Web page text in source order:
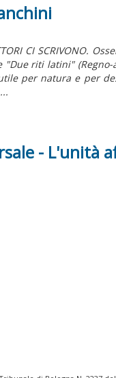
CI
riti latini" (Regno-
per natura e per
- L'unità